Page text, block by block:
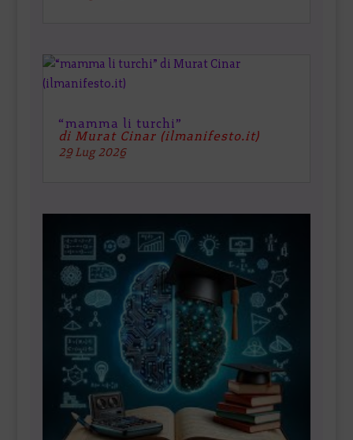
“mamma li turchi”
di Murat Cinar (ilmanifesto.it)
29 Lug 2026